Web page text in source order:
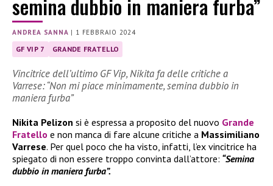
semina dubbio in maniera furba”
ANDREA SANNA | 1 FEBBRAIO 2024
GF VIP 7 GRANDE FRATELLO
Vincitrice dell’ultimo GF Vip, Nikita fa delle critiche a
Varrese: “Non mi piace minimamente, semina dubbio in
maniera furba”
Nikita Pelizon si è espressa a proposito del nuovo Grande
Fratello e non manca di fare alcune critiche a Massimiliano
Varrese. Per quel poco che ha visto, infatti, l’ex vincitrice ha
spiegato di non essere troppo convinta dall’attore: “Semina
dubbio in maniera furba”.